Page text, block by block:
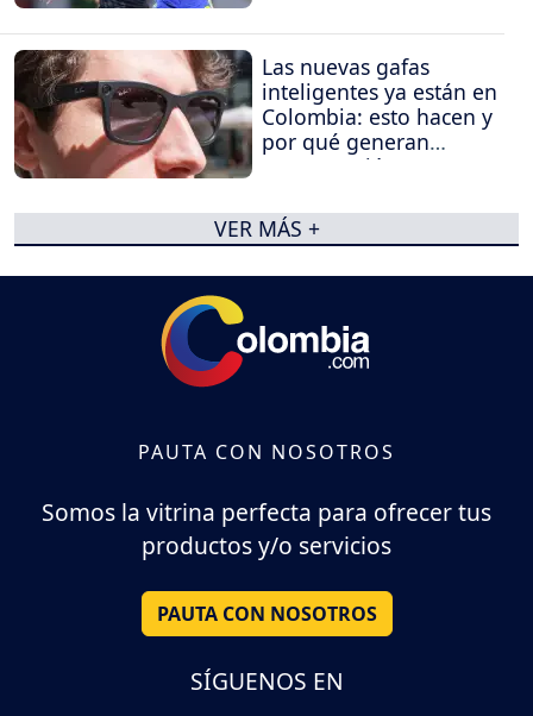
Las nuevas gafas
inteligentes ya están en
Colombia: esto hacen y
por qué generan
preocupación
VER MÁS +
PAUTA CON NOSOTROS
Somos la vitrina perfecta para ofrecer tus
productos y/o servicios
PAUTA CON NOSOTROS
SÍGUENOS EN